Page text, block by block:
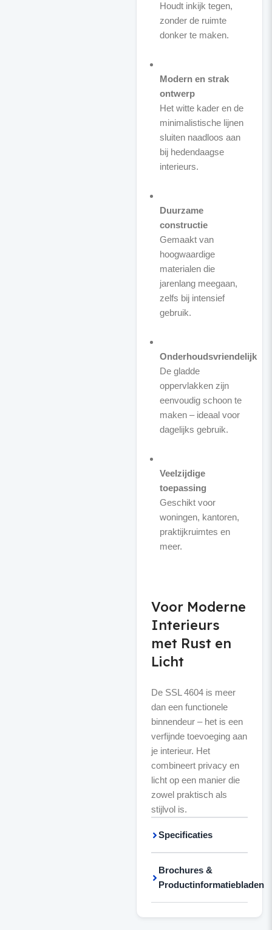
Houdt inkijk tegen,
zonder de ruimte
donker te maken.
Modern en strak
ontwerp
Het witte kader en de
minimalistische lijnen
sluiten naadloos aan
bij hedendaagse
interieurs.
Duurzame
constructie
Gemaakt van
hoogwaardige
materialen die
jarenlang meegaan,
zelfs bij intensief
gebruik.
Onderhoudsvriendelijk
De gladde
oppervlakken zijn
eenvoudig schoon te
maken – ideaal voor
dagelijks gebruik.
Veelzijdige
toepassing
Geschikt voor
woningen, kantoren,
praktijkruimtes en
meer.
Voor Moderne
Interieurs
met Rust en
Licht
De SSL 4604 is meer
dan een functionele
binnendeur – het is een
verfijnde toevoeging aan
je interieur. Het
combineert privacy en
licht op een manier die
zowel praktisch als
stijlvol is.
Specificaties
Brochures &
Productinformatiebladen